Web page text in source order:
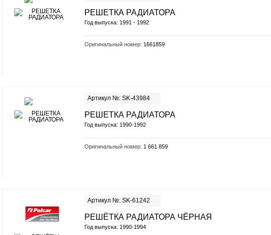
РЕШЕТКА РАДИАТОРА
Год выпуска: 1991 - 1992
Оригинальный номер: 1661859
Артикул №: SK-43984
РЕШЕТКА РАДИАТОРА
Год выпуска: 1990-1992
Оригинальный номер: 1 661 859
Артикул №: SK-61242
РЕШЁТКА РАДИАТОРА ЧЁРНАЯ
Год выпуска: 1990-1994